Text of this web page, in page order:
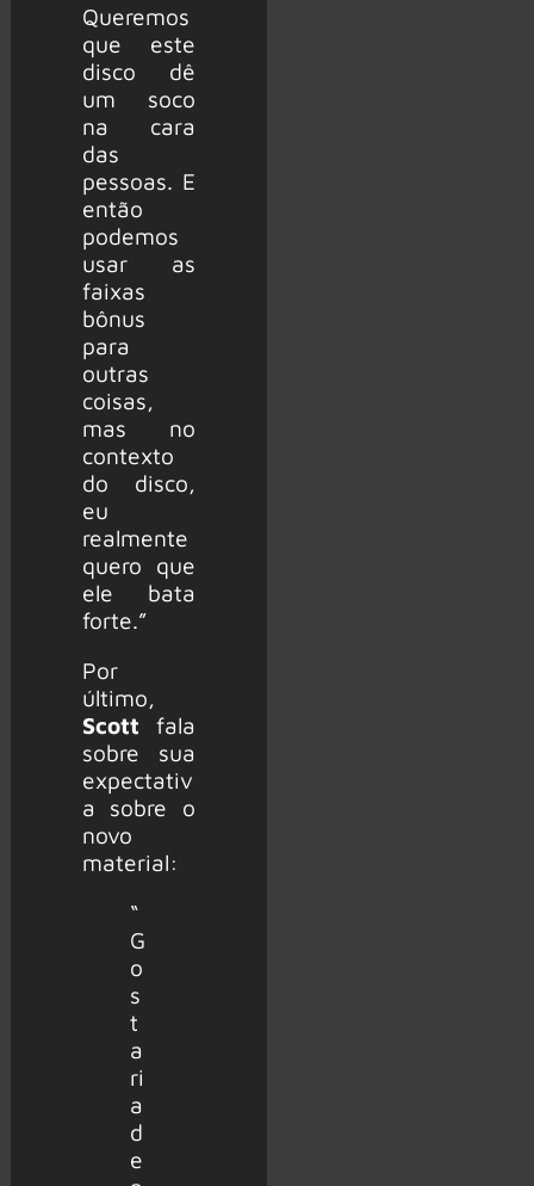
Queremos
que este
disco dê
um soco
na cara
das
pessoas. E
então
podemos
usar as
faixas
bônus
para
outras
coisas,
mas no
contexto
do disco,
eu
realmente
quero que
ele bata
forte.”
Por
último,
Scott fala
sobre sua
expectativ
a sobre o
novo
material:
“
G
o
s
t
a
ri
a
d
e